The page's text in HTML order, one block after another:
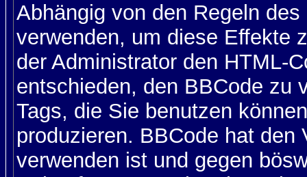
Abhängig von den Regeln
verwenden, um diese Effekte
der Administrator den HTML-
entschieden, den BBCode zu
Tags, die Sie benutzen
produzieren. BBCode hat
verwenden ist und gegen